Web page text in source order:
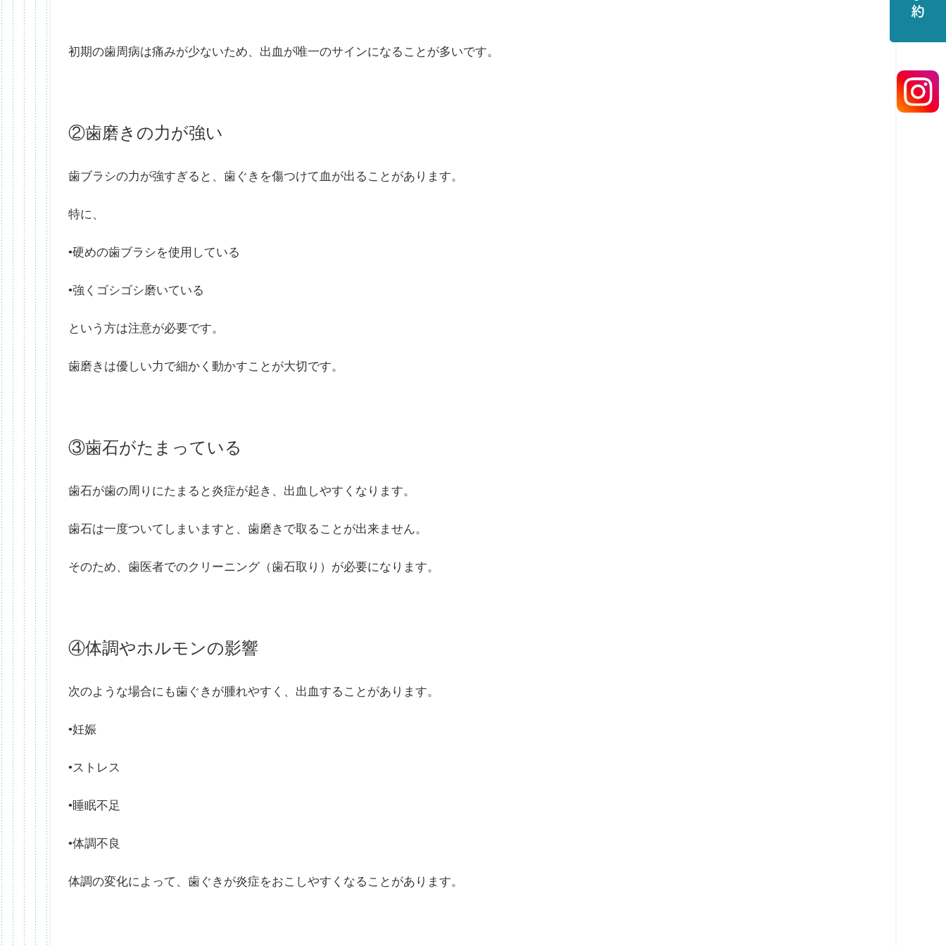
初期の歯周病は痛みが少ないため、出血が唯一のサインになることが多いです。
②歯磨きの力が強い
歯ブラシの力が強すぎると、歯ぐきを傷つけて血が出ることがあります。
特に、
•硬めの歯ブラシを使用している
•強くゴシゴシ磨いている
という方は注意が必要です。
歯磨きは優しい力で細かく動かすことが大切です。
③歯石がたまっている
歯石が歯の周りにたまると炎症が起き、出血しやすくなります。
歯石は一度ついてしまいますと、歯磨きで取ることが出来ません。
そのため、歯医者でのクリーニング（歯石取り）が必要になります。
④体調やホルモンの影響
次のような場合にも歯ぐきが腫れやすく、出血することがあります。
•妊娠
•ストレス
•睡眠不足
•体調不良
体調の変化によって、歯ぐきが炎症をおこしやすくなることがあります。